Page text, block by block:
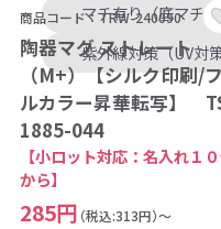
マチ有り（底マチ）
紫外線対策（UV対策
商品コード：TRW-240090
陶器マグ ストレート
（M+）【シルク印刷/
ルカラー昇華転写】
1885-044
【小ロット対応：名入れ１
から】
285円 （税込:313円）～